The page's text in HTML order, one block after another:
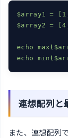
$array1 =
$array2
=
echo
echo
連想配列と
また、連想配列